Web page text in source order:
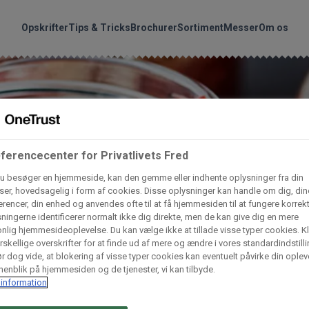
OpskrifterTips & TricksBrochurerSortimentMesserOm os
Søg
vores produkter
Arctic Import
Dagrofa Foodservice Fullhouse
INCO Cash & Carry L. C. Lauritzen A/
Vaffelexpressen
Gem dine favoritter!
ikke en eneste opskrift gå tabt! Opret en profil nu og start din
medlem af Odense Marcipan's professionelle fællesskab og
adgang til dine gemte opskrifter og produkter - når som
hvor som helst.
Log ind Opret profil
for Privatlivets Fred
besøger en hjemmeside, kan den gemme eller indhente oplysninger fra din
hovedsagelig i form af cookies. Disse oplysninger kan handle om dig,
din enhed og anvendes ofte til at få hjemmesiden til at fungere korrekt.
identificerer normalt ikke dig direkte, men de kan give dig en mere
hjemmesideoplevelse. Du kan vælge ikke at tillade visse typer cookies.
overskrifter for at finde ud af mere og ændre i vores
dog vide, at blokering af visse typer cookies kan eventuelt påvirke din
på hjemmesiden og de tjenester, vi kan tilbyde.